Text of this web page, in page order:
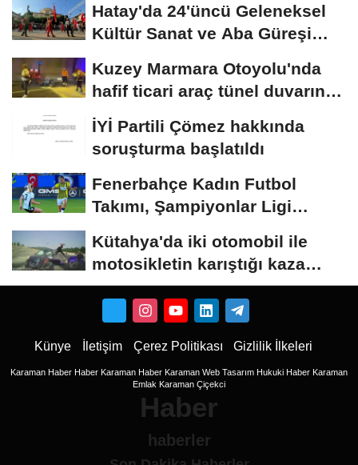
Hatay'da 24'üncü Geleneksel
Kültür Sanat ve Aba Güreşi
Kuzey Marmara Otoyolu'nda
hafif ticari araç tünel duvarına
çarptı:...
İYİ Partili Çömez hakkında
soruşturma başlatıldı
Fenerbahçe Kadın Futbol
Takımı, Şampiyonlar Ligi
Kütahya'da iki otomobil ile
motosikletin karıştığı kaza
kamerada:...
Künye İletişim Çerez Politikası Gizlilik İlkeleri
Karaman Haber Haber Karaman Haber Karaman Web Tasarım Hukuki Haber Karaman
Emlak Karaman Çiçekci
Haber
haberler